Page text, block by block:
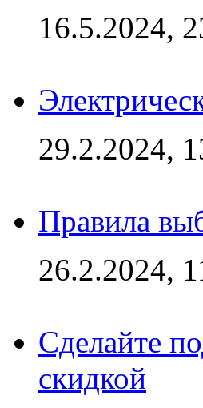
16.5.2024,
29.2.2024,
Правила
26.2.2024,
Сделайте
скидкой